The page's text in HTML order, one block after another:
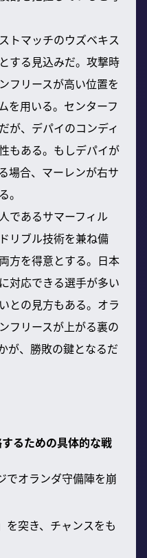
トマッチのウズベキス
する見込みだ。攻撃時
フリースが高い位置を
を用いる。センターフ
が、デパイのコンディ
もある。もしデパイが
場合、マーレンが右サ
。
であるサマーフィル
リブル技術を兼ね備
方を得意とする。日本
対応できる選手が多い
との見方もある。オラ
フリースが上がる裏の
が、勝敗の鍵となるだ
るための具体的な戦
でオランダ守備陣を崩
を突き、チャンスをも